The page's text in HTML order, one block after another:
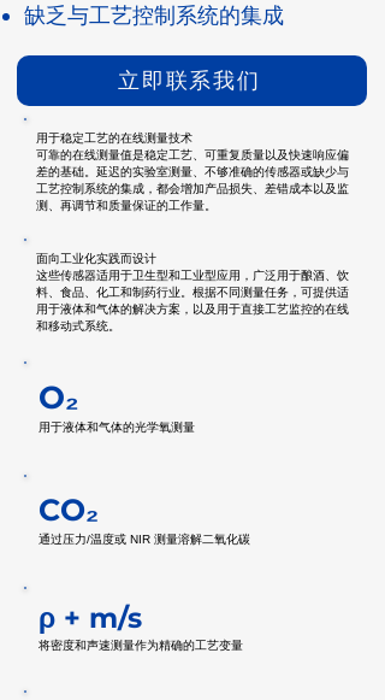
缺乏与工艺控制系统的集成
立即联系我们
用于稳定工艺的在线测量技术
可靠的在线测量值是稳定工艺、可重复质量以及快速响应偏
差的基础。延迟的实验室测量、不够准确的传感器或缺少与
工艺控制系统的集成，都会增加产品损失、差错成本以及监
测、再调节和质量保证的工作量。
面向工业化实践而设计
这些传感器适用于卫生型和工业型应用，广泛用于酿酒、饮
料、食品、化工和制药行业。根据不同测量任务，可提供适
用于液体和气体的解决方案，以及用于直接工艺监控的在线
和移动式系统。
O₂
用于液体和气体的光学氧测量
CO₂
通过压力/温度或 NIR 测量溶解二氧化碳
ρ + m/s
将密度和声速测量作为精确的工艺变量